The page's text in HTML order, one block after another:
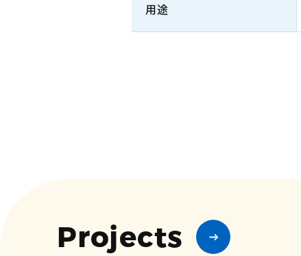
用途
Projects